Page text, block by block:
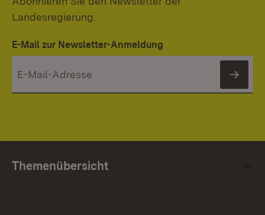
Landesregierung.
E-Mail zur Newsletter-Anmeldung
Themenübersicht